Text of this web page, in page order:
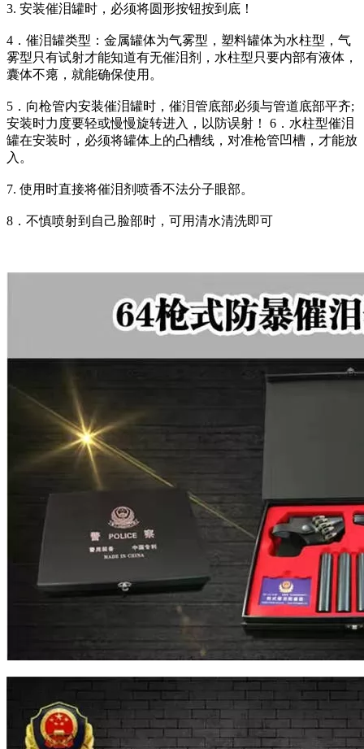
3. 安装催泪罐时，必须将圆形按钮按到底！
4．催泪罐类型：金属罐体为气雾型，塑料罐体为水柱型，气
雾型只有试射才能知道有无催泪剂，水柱型只要内部有液体，
囊体不瘪，就能确保使用。
5．向枪管内安装催泪罐时，催泪管底部必须与管道底部平齐;
安装时力度要轻或慢慢旋转进入，以防误射！ 6．水柱型催泪
罐在安装时，必须将罐体上的凸槽线，对准枪管凹槽，才能放
入。
7. 使用时直接将催泪剂喷香不法分子眼部。
8．不慎喷射到自己脸部时，可用清水清洗即可